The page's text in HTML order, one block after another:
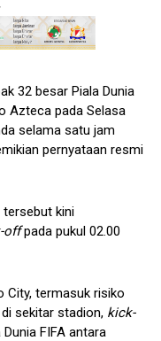
32 besar Piala Dunia
Azteca pada Selasa
selama satu jam
pernyataan resmi
tersebut kini
offpada pukul 02.00
City, termasuk risiko
sekitar stadion, kick-
FIFA antara